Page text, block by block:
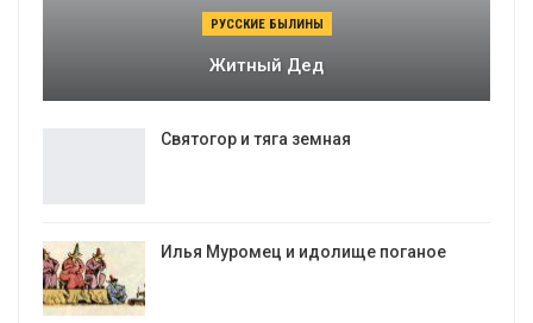
РУССКИЕ БЫЛИНЫ
Житный Дед
Святогор и тяга земная
Илья Муромец и идолище поганое